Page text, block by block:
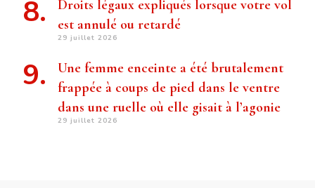
Droits légaux expliqués lorsque votre vol
est annulé ou retardé
29 juillet 2026
Une femme enceinte a été brutalement
frappée à coups de pied dans le ventre
dans une ruelle où elle gisait à l’agonie
29 juillet 2026